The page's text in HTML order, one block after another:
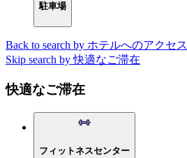
駐車場
Back to search by ホテルへのアクセス
Skip search by 快適なご滞在
快適なご滞在
フィットネスセンター